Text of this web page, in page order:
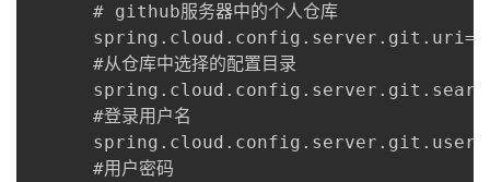
Programs
      # github服务器中的个人仓库
      #从仓库中选择的配置目录
      #登录用户名
      #用户密码